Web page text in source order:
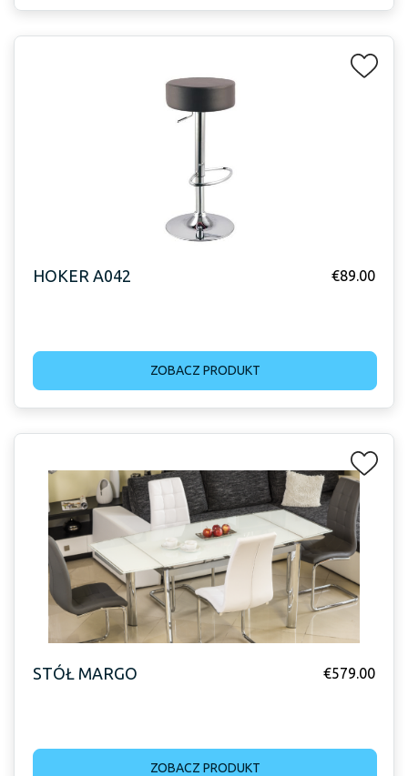
HOKER A042 €89.00
ZOBACZ PRODUKT
STÓŁ MARGO €579.00
ZOBACZ PRODUKT